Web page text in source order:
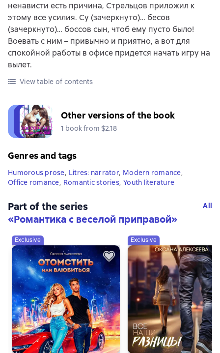
ненависти есть причина, Стрельцов приложил к
этому все усилия. Су (зачеркнуто)… бесов
(зачеркнуто)… боссов сын, чтоб ему пусто было!
Воевать с ним – привычно и приятно, а вот для
спокойной работы в офисе придется начать игру на
вылет.
View table of contents
Other versions of the book
1 book from $2.18
Genres and tags
Humorous prose, Litres: narrator, Modern romance,
Office romance, Romantic stories, Youth literature
Part of the series
«Романтика с веселой приправой»
All
Exclusive Exclusive